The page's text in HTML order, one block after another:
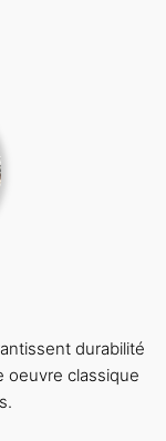
durabilité
oeuvre classique